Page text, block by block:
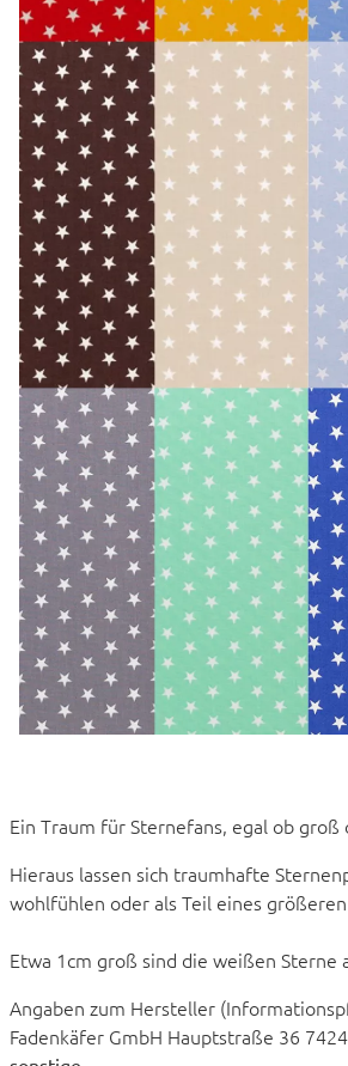
Ein Traum für Sternefans, egal ob
Hieraus lassen sich traumhafte
wohlfühlen oder als Teil eines
Etwa 1cm groß sind die weißen
Angaben zum Hersteller
Fadenkäfer GmbH Hauptstraße 36